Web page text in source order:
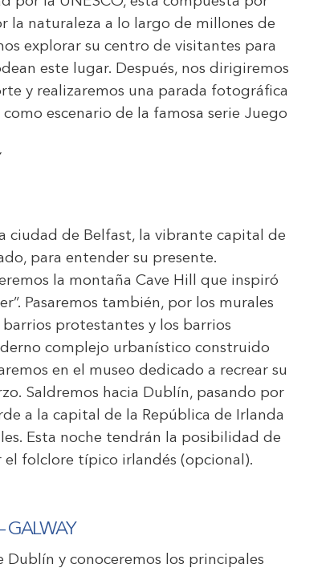
la naturaleza a lo largo de millones de
explorar su centro de visitantes para
este lugar. Después, nos dirigiremos
y realizaremos una parada fotográfica
escenario de la famosa serie Juego
ciudad de Belfast, la vibrante capital de
para entender su presente.
la montaña Cave Hill que inspiró
Pasaremos también, por los murales
protestantes y los barrios
complejo urbanístico construido
en el museo dedicado a recrear su
Saldremos hacia Dublín, pasando por
a la capital de la República de Irlanda
Esta noche tendrán la posibilidad de
folclore típico irlandés (opcional).
GALWAY
Dublín y conoceremos los principales